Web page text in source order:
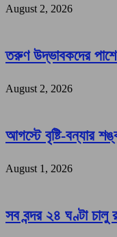
August 2, 2026
তরুণ উদ্ভাবকদের পাশে
August 2, 2026
আগস্টে বৃষ্টি-বন্যার
August 1, 2026
সব বন্দর ২৪ ঘণ্টা চালু